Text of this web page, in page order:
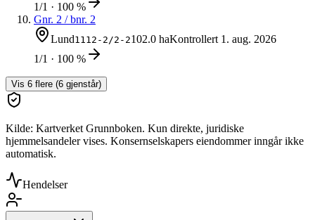
1/1 · 100 %
Gnr. 2 / bnr. 2
Lund1112-2/2-2102.0 haKontrollert 1. aug. 2026
1/1 · 100 %
Vis 6 flere (6 gjenstår)
Kilde: Kartverket Grunnboken. Kun direkte, juridiske
hjemmelsandeler vises. Konsernselskapers eiendommer inngår ikke
automatisk.
Hendelser